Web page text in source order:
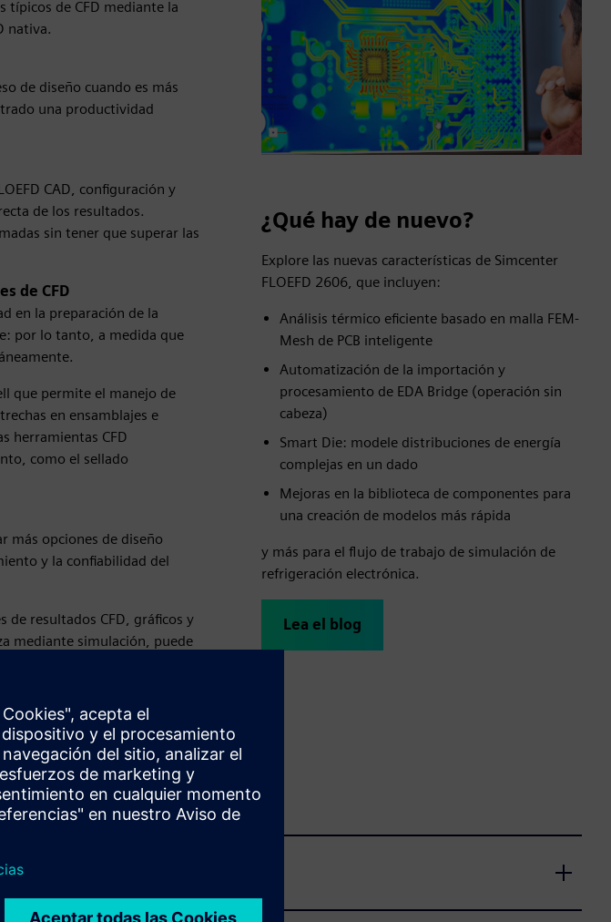
típicos de CFD mediante la
nativa.
de diseño cuando es más
una productividad
CAD, configuración y
de los resultados.
sin tener que superar las
de CFD
en la preparación de la
por lo tanto, a medida que
que permite el manejo de
en ensamblajes e
herramientas CFD
como el sellado
más opciones de diseño
y la confiabilidad del
de resultados CFD, gráficos y
mediante simulación, puede
¿Qué hay de nuevo?
Explore las nuevas características de Simcenter
FLOEFD 2606, que incluyen:
Análisis térmico eficiente basado en malla FEM-
Mesh de PCB inteligente
Automatización de la importación y
procesamiento de EDA Bridge (operación sin
cabeza)
Smart Die: modele distribuciones de energía
complejas en un dado
Mejoras en la biblioteca de componentes para
una creación de modelos más rápida
y más para el flujo de trabajo de simulación de
refrigeración electrónica.
Lea el blog